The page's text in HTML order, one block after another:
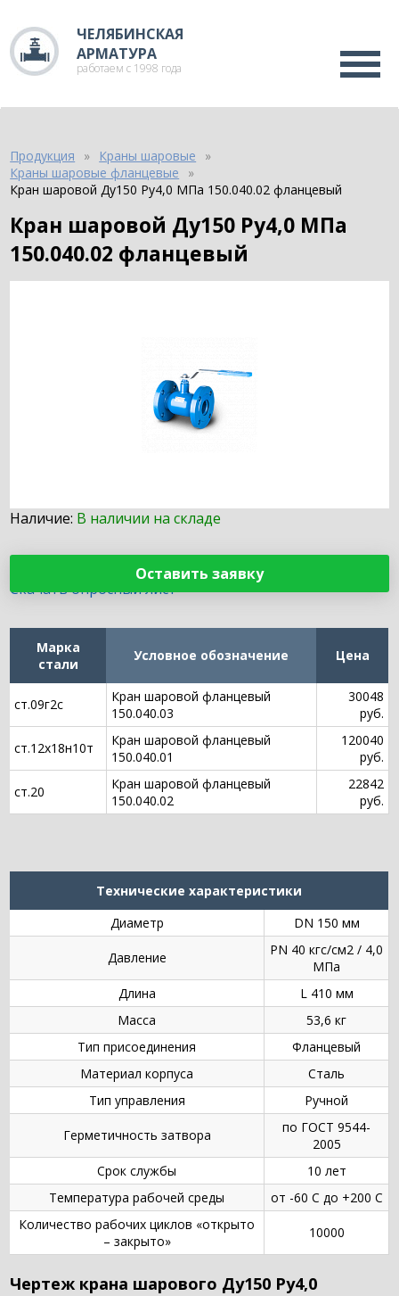
ЧЕЛЯБИНСКАЯ
АРМАТУРА
работаем с 1998 года
Продукция
Краны шаровые
Краны шаровые фланцевые
Кран шаровой Ду150 Ру4,0 МПа 150.040.02 фланцевый
Кран шаровой Ду150 Ру4,0 МПа
150.040.02 фланцевый
Наличие: В наличии на складе
Оставить заявку
Скачать опросный лист
Марка
стали
Условное обозначение Цена
ст.09г2с
Кран шаровой фланцевый
150.040.03
30048
руб.
ст.12х18н10т
Кран шаровой фланцевый
150.040.01
120040
руб.
ст.20
Кран шаровой фланцевый
150.040.02
22842
руб.
Технические характеристики
Диаметр
DN 150 мм
Давление
PN 40 кгс/см2 / 4,0
МПа
Длина
L 410 мм
Масса
53,6 кг
Тип присоединения
Фланцевый
Материал корпуса
Сталь
Тип управления
Ручной
Герметичность затвора
по ГОСТ 9544-
2005
Срок службы
10 лет
Температура рабочей среды
от -60 С до +200 С
Количество рабочих циклов «открыто
– закрыто»
10000
Чертеж крана шарового Ду150 Ру4,0